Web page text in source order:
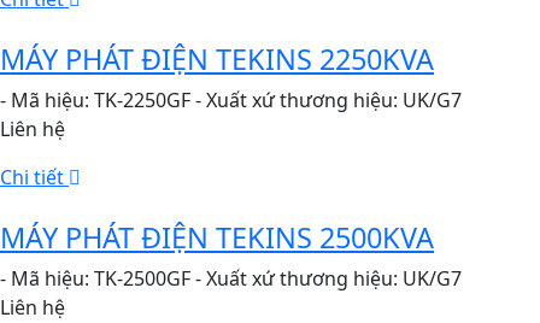
MÁY PHÁT ĐIỆN TEKINS 2250KVA
- Mã hiệu: TK-2250GF - Xuất xứ thương hiệu: UK/G7
Liên hệ
Chi tiết
MÁY PHÁT ĐIỆN TEKINS 2500KVA
- Mã hiệu: TK-2500GF - Xuất xứ thương hiệu: UK/G7
Liên hệ